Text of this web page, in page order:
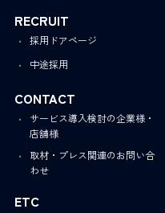
RECRUIT
採用ドアページ
中途採用
CONTACT
サービス導入検討の企業様・
店舗様
取材・プレス関連のお問い合
わせ
ETC